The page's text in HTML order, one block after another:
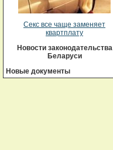
Секс все чаще заменяет
квартплату
Новости законодательства
Беларуси
Новые документы